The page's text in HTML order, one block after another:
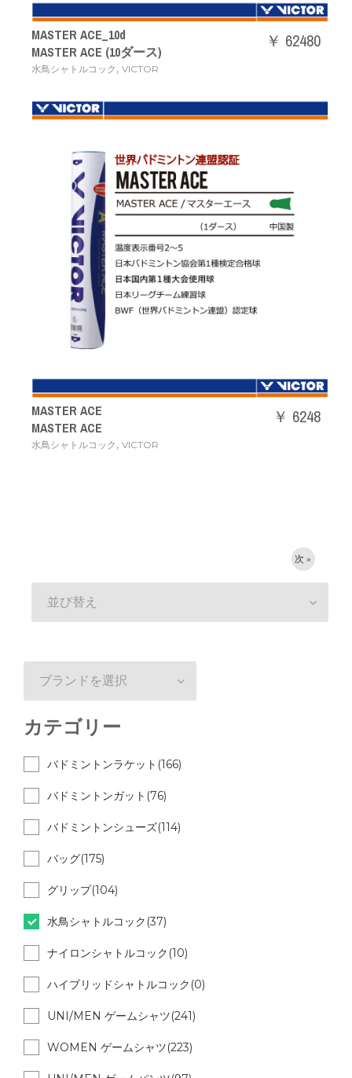
MASTER ACE_10d
MASTER ACE (10ダース)
水鳥シャトルコック , VICTOR
￥ 62480
MASTER ACE
MASTER ACE
水鳥シャトルコック , VICTOR
￥ 6248
次 »
並び替え
ブランドを選択
カテゴリー
バドミントンラケット(166)
バドミントンガット(76)
バドミントンシューズ(114)
バッグ(175)
グリップ(104)
水鳥シャトルコック(37)
ナイロンシャトルコック(10)
ハイブリッドシャトルコック(0)
UNI/MEN ゲームシャツ(241)
WOMEN ゲームシャツ(223)